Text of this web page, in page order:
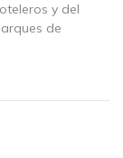
y del
de